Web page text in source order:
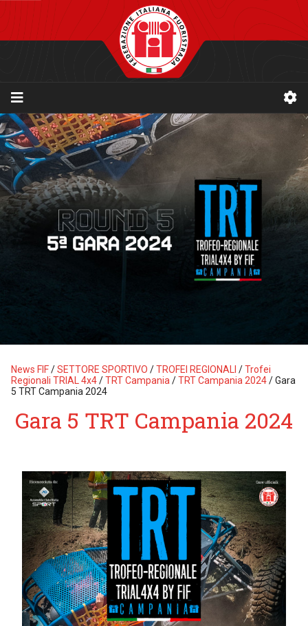
News FIF/SETTORE SPORTIVO /TROFEI REGIONALI /Trofei
Regionali TRIAL 4x4/TRT Campania /TRT Campania 2024/Gara
5 TRT Campania 2024
Gara 5 TRT Campania 2024